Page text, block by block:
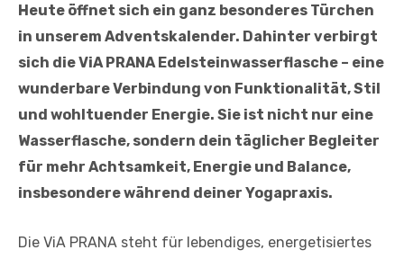
Heute öffnet sich ein ganz besonderes Türchen
in unserem Adventskalender. Dahinter verbirgt
sich die ViA PRANA Edelsteinwasserflasche – eine
wunderbare Verbindung von Funktionalität, Stil
und wohltuender Energie. Sie ist nicht nur eine
Wasserflasche, sondern dein täglicher Begleiter
für mehr Achtsamkeit, Energie und Balance,
insbesondere während deiner Yogapraxis.
Die ViA PRANA steht für lebendiges, energetisiertes